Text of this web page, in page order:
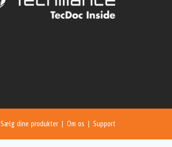
Sælg dine produkter Om os Support